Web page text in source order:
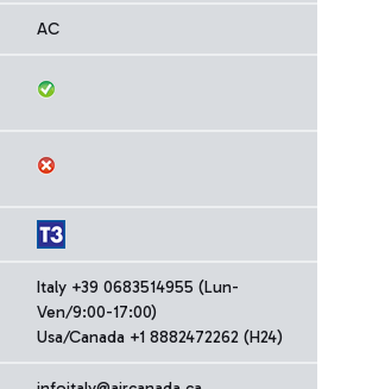
AC
Italy +39 0683514955 (Lun-
Ven/9:00-17:00)
Usa/Canada +1 8882472262 (H24)